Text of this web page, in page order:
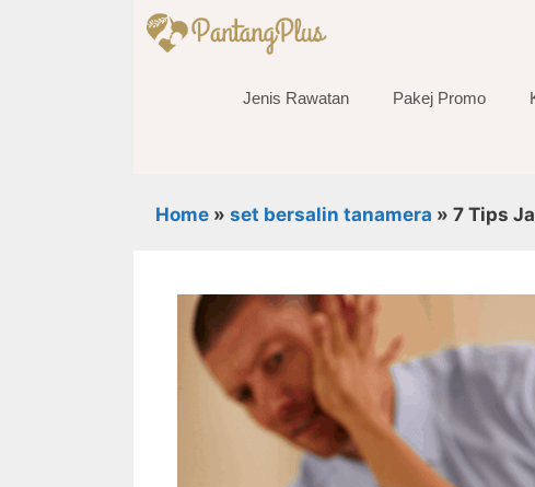
Jenis Rawatan Pakej Promo
Home » set bersalin tanamera » 7 Tips